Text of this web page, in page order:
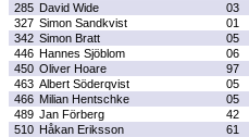
285 David Wide 03
327 Simon Sandkvist 01
342 Simon Bratt 05
446 Hannes Sjöblom 06
450 Oliver Hoare 97
463 Albert Söderqvist 05
466 Milian Hentschke 05
489 Jan Förberg 42
510 Håkan Eriksson 61